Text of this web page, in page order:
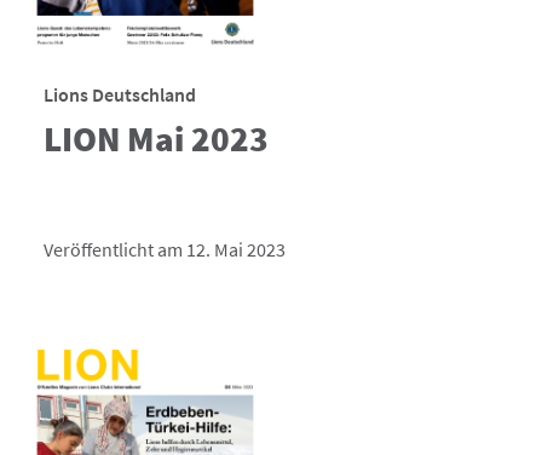
Lions Deutschland
LION Mai 2023
Veröffentlicht am 12. Mai 2023